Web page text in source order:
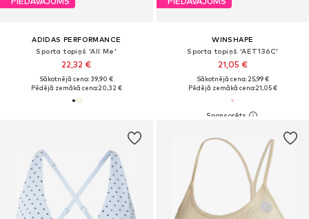
ADIDAS PERFORMANCE
Sporta topiņš 'All Me'
22,32 €
Sākotnējā cena: 39,90 €
Pēdējā zemākā cena:20,32 €
WINSHAPE
Sporta topiņš 'AET136C'
21,05 €
Sākotnējā cena: 25,99 €
Pēdējā zemākā cena:21,05 €